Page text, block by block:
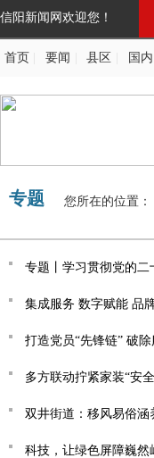
信阳新闻网欢迎您！
首页 要闻 县区 国内
专题 您所在的位置：
专题丨学习贯彻党的二
集成服务 数字赋能 品
打造党员“先锋链” 破
多方联动拧紧家装“安
双井街道：移风易俗涵
科技，让绿色屏障巍然